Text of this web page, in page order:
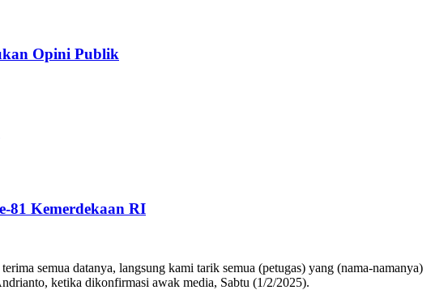
Opini Publik
81 Kemerdekaan RI
semua datanya, langsung kami tarik semua (petugas) yang (nama-namanya)
ketika dikonfirmasi awak media, Sabtu (1/2/2025).